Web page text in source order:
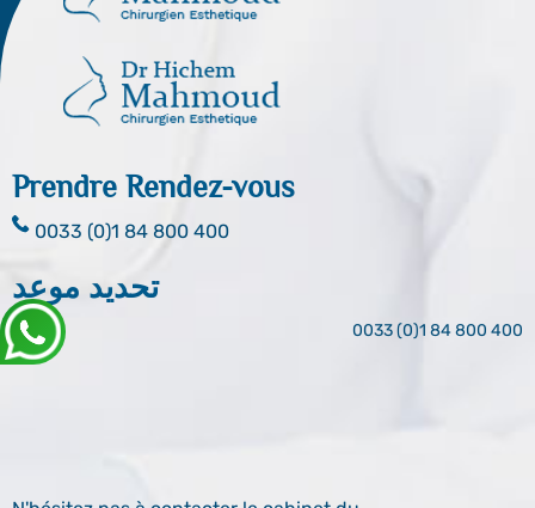
Prendre Rendez-vous
0033 (0)1 84 800 400
تحديد موعد
0033 (0)1 84 800 400